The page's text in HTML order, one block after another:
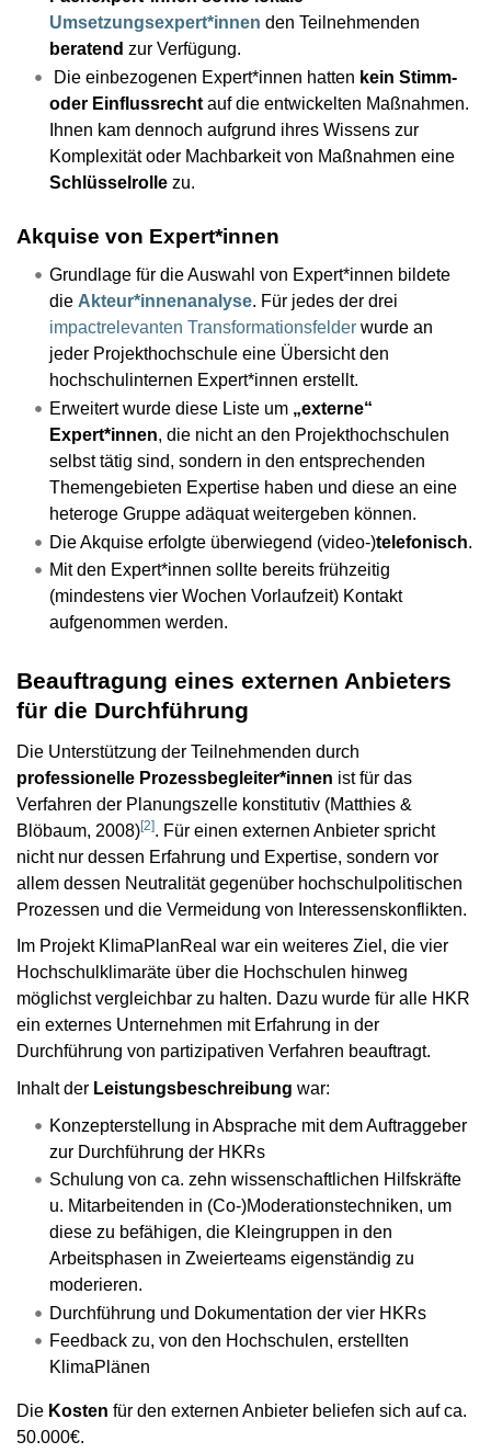
Umsetzungsexpert*innen den Teilnehmenden
beratend zur Verfügung.
Die einbezogenen Expert*innen hatten kein Stimm-
oder Einflussrechtauf die entwickelten Maßnahmen.
Ihnen kam dennoch aufgrund ihres Wissens zur
Komplexität oder Machbarkeit von Maßnahmen eine
Schlüsselrollezu.
Akquise von Expert*innen
Grundlage für die Auswahl von Expert*innen bildete
die Akteur*innenanalyse. Für jedes der drei
impactrelevanten Transformationsfelderwurde an
jeder Projekthochschule eine Übersicht den
hochschulinternen Expert*innen erstellt.
Erweitert wurde diese Liste um „externe“
Expert*innen, die nicht an den Projekthochschulen
selbst tätig sind, sondern in den entsprechenden
Themengebieten Expertise haben und diese an eine
heteroge Gruppe adäquat weitergeben können.
Die Akquise erfolgte überwiegend (video-)telefonisch.
Mit den Expert*innen sollte bereits frühzeitig
(mindestens vier Wochen Vorlaufzeit) Kontakt
aufgenommen werden.
Beauftragung eines externen Anbieters
für die Durchführung
Die Unterstützung der Teilnehmenden durch
professionelle Prozessbegleiter*innen ist für das
Verfahren der Planungszelle konstitutiv (Matthies &
Blöbaum, 2008)[2]. Für einen externen Anbieter spricht
nicht nur dessen Erfahrung und Expertise, sondern vor
allem dessen Neutralität gegenüber hochschulpolitischen
Prozessen und die Vermeidung von Interessenskonflikten.
Im Projekt KlimaPlanReal war ein weiteres Ziel, die vier
Hochschulklimaräte über die Hochschulen hinweg
möglichst vergleichbar zu halten. Dazu wurde für alle HKR
ein externes Unternehmen mit Erfahrung in der
Durchführung von partizipativen Verfahren beauftragt.
Inhalt der Leistungsbeschreibung war:
Konzepterstellung in Absprache mit dem Auftraggeber
zur Durchführung der HKRs
Schulung von ca. zehn wissenschaftlichen Hilfskräfte
u. Mitarbeitenden in (Co-)Moderationstechniken, um
diese zu befähigen, die Kleingruppen in den
Arbeitsphasen in Zweierteams eigenständig zu
moderieren.
Durchführung und Dokumentation der vier HKRs
Feedback zu, von den Hochschulen, erstellten
KlimaPlänen
Die Kosten für den externen Anbieter beliefen sich auf ca.
50.000€.